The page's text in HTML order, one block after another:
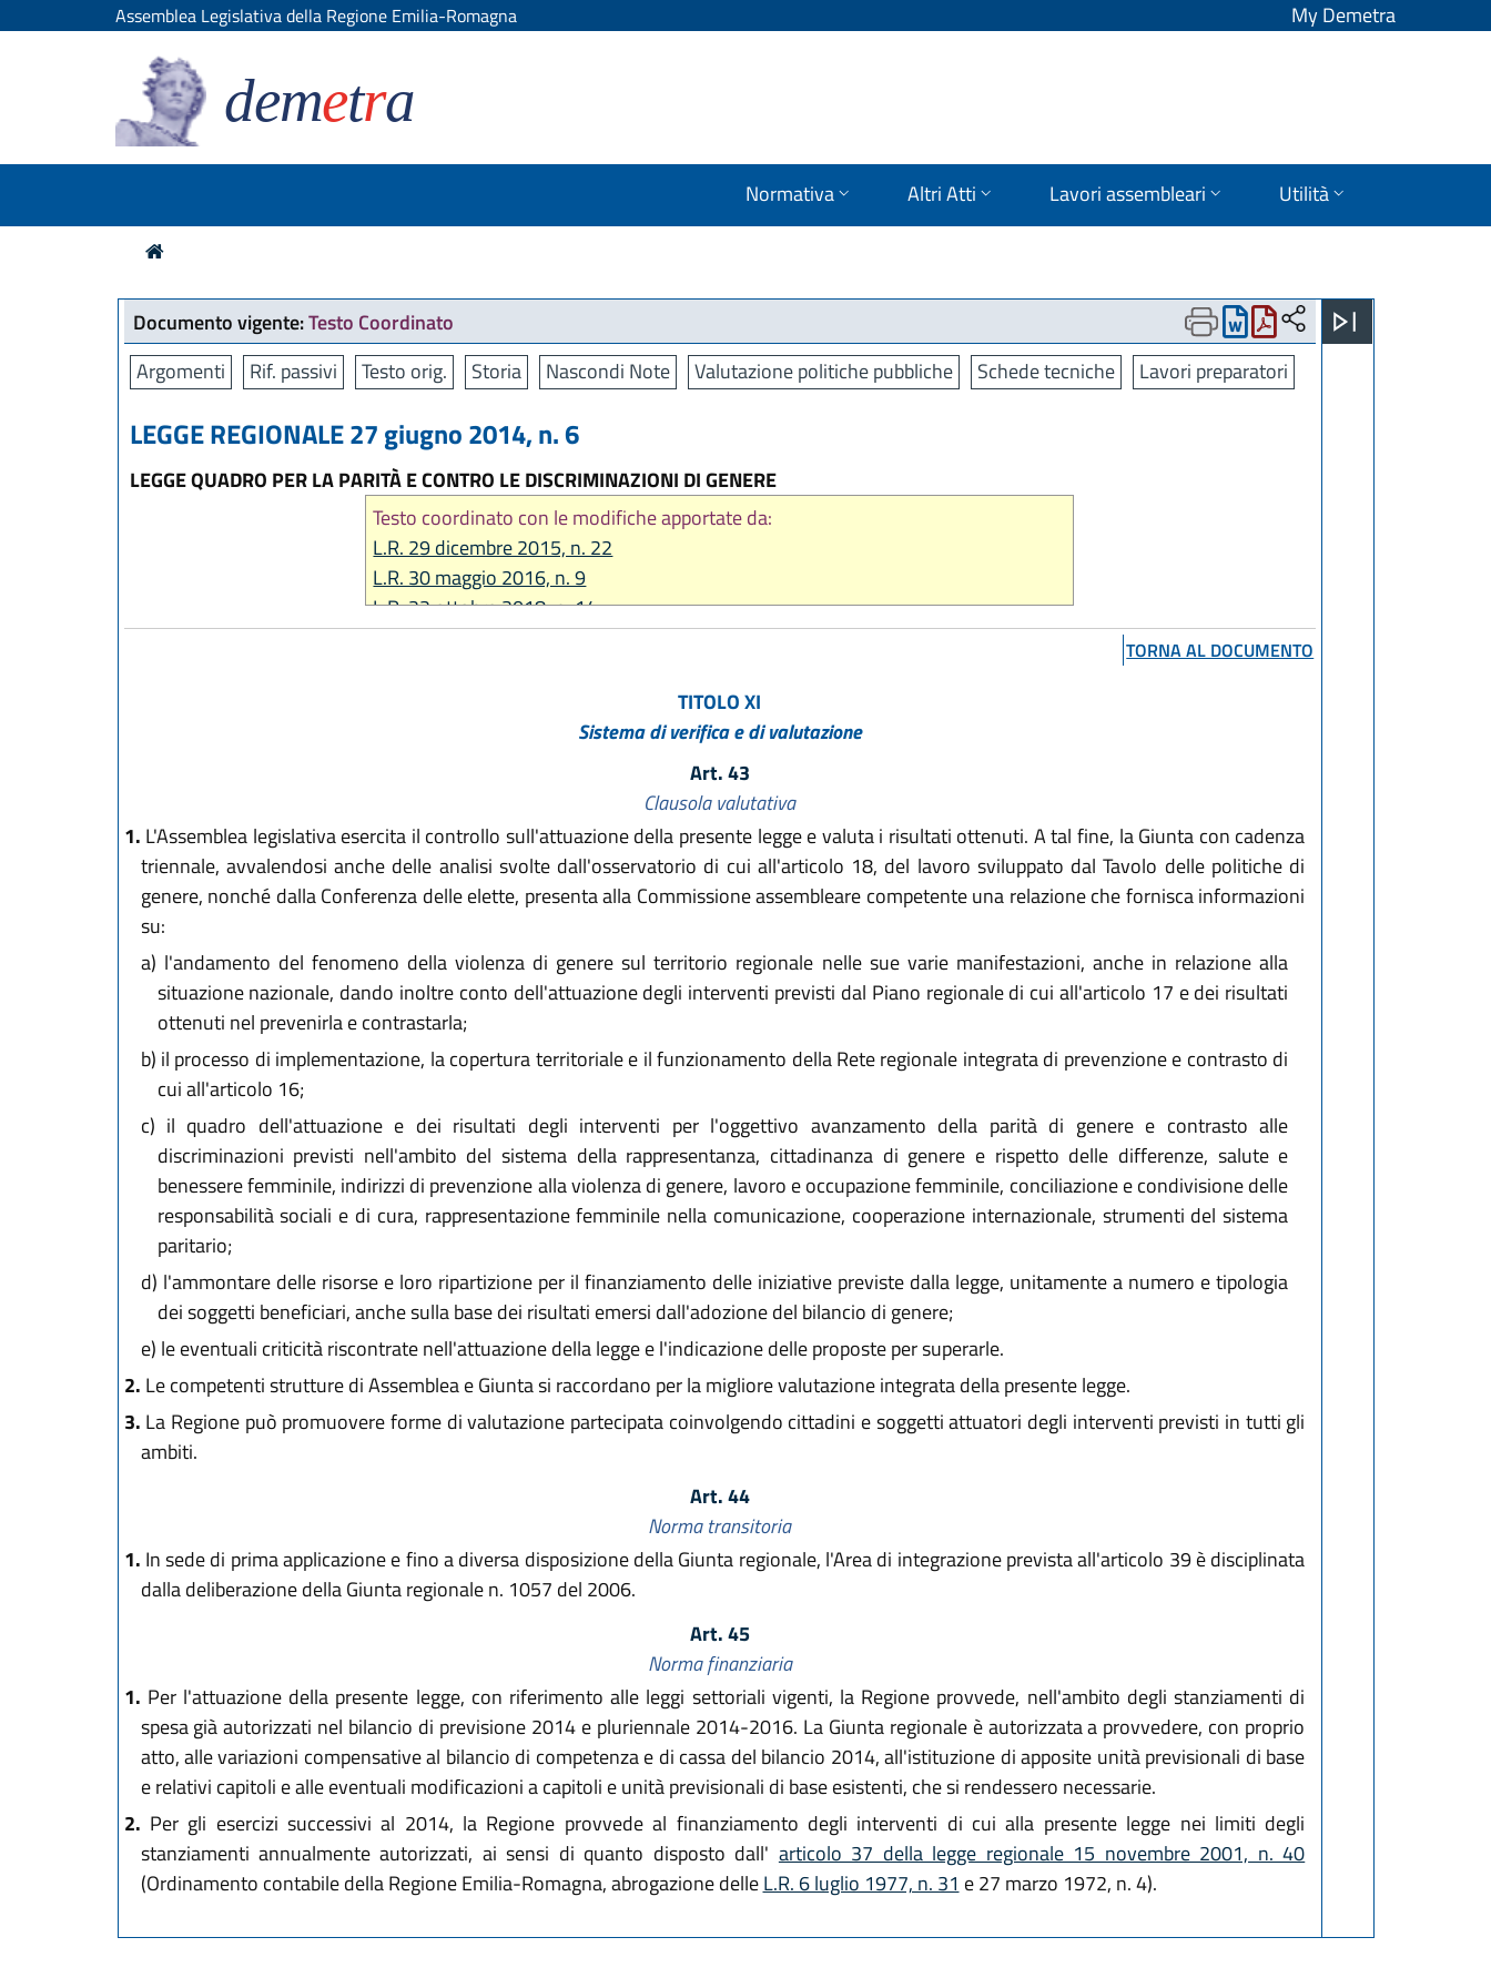
Assemblea Legislativa della Regione Emilia-Romagna My Demetra
demetra
Normativa Altri Atti Lavori assembleari Utilità
Documento vigente:Testo Coordinato
Argomenti
Rif. passivi Testo orig. Storia Nascondi Note Valutazione politiche pubbliche Schede tecniche Lavori preparatori
LEGGE REGIONALE 27 giugno 2014, n. 6
LEGGE QUADRO PER LA PARITÀ E CONTRO LE DISCRIMINAZIONI DI GENERE
Testo coordinato con le modifiche apportate da:
L.R. 29 dicembre 2015, n. 22
L.R. 30 maggio 2016, n. 9
L.R. 22 ottobre 2018, n. 14
L.R. 1 agosto 2019, n. 15
L.R. 14 giugno 2024, n. 7
TORNA AL DOCUMENTO
TITOLO XI
Sistema di verifica e di valutazione
Art. 43
Clausola valutativa
1. L'Assemblea legislativa esercita il controllo sull'attuazione della presente legge e valuta i risultati ottenuti. A tal fine, la Giunta con cadenza
triennale, avvalendosi anche delle analisi svolte dall'osservatorio di cui all'articolo 18, del lavoro sviluppato dal Tavolo delle politiche di
genere, nonché dalla Conferenza delle elette, presenta alla Commissione assembleare competente una relazione che fornisca informazioni
su:
a) l'andamento del fenomeno della violenza di genere sul territorio regionale nelle sue varie manifestazioni, anche in relazione alla
situazione nazionale, dando inoltre conto dell'attuazione degli interventi previsti dal Piano regionale di cui all'articolo 17 e dei risultati
ottenuti nel prevenirla e contrastarla;
b) il processo di implementazione, la copertura territoriale e il funzionamento della Rete regionale integrata di prevenzione e contrasto di
cui all'articolo 16;
c) il quadro dell'attuazione e dei risultati degli interventi per l'oggettivo avanzamento della parità di genere e contrasto alle
discriminazioni previsti nell'ambito del sistema della rappresentanza, cittadinanza di genere e rispetto delle differenze, salute e
benessere femminile, indirizzi di prevenzione alla violenza di genere, lavoro e occupazione femminile, conciliazione e condivisione delle
responsabilità sociali e di cura, rappresentazione femminile nella comunicazione, cooperazione internazionale, strumenti del sistema
paritario;
d) l'ammontare delle risorse e loro ripartizione per il finanziamento delle iniziative previste dalla legge, unitamente a numero e tipologia
dei soggetti beneficiari, anche sulla base dei risultati emersi dall'adozione del bilancio di genere;
e) le eventuali criticità riscontrate nell'attuazione della legge e l'indicazione delle proposte per superarle.
2. Le competenti strutture di Assemblea e Giunta si raccordano per la migliore valutazione integrata della presente legge.
3. La Regione può promuovere forme di valutazione partecipata coinvolgendo cittadini e soggetti attuatori degli interventi previsti in tutti gli
ambiti.
Art. 44
Norma transitoria
1. In sede di prima applicazione e fino a diversa disposizione della Giunta regionale, l'Area di integrazione prevista all'articolo 39 è disciplinata
dalla deliberazione della Giunta regionale n. 1057 del 2006.
Art. 45
Norma finanziaria
1. Per l'attuazione della presente legge, con riferimento alle leggi settoriali vigenti, la Regione provvede, nell'ambito degli stanziamenti di
spesa già autorizzati nel bilancio di previsione 2014 e pluriennale 2014-2016. La Giunta regionale è autorizzata a provvedere, con proprio
atto, alle variazioni compensative al bilancio di competenza e di cassa del bilancio 2014, all'istituzione di apposite unità previsionali di base
e relativi capitoli e alle eventuali modificazioni a capitoli e unità previsionali di base esistenti, che si rendessero necessarie.
2. Per gli esercizi successivi al 2014, la Regione provvede al finanziamento degli interventi di cui alla presente legge nei limiti degli
stanziamenti annualmente autorizzati, ai sensi di quanto disposto dall' articolo 37 della legge regionale 15 novembre 2001, n. 40
(Ordinamento contabile della Regione Emilia-Romagna, abrogazione delleL.R. 6 luglio 1977, n. 31 e 27 marzo 1972, n. 4).